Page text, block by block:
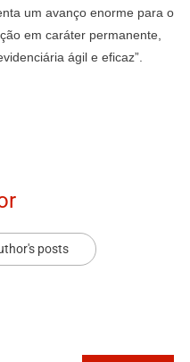
um avanço enorme para o
em caráter permanente,
ágil e eficaz”.
posts